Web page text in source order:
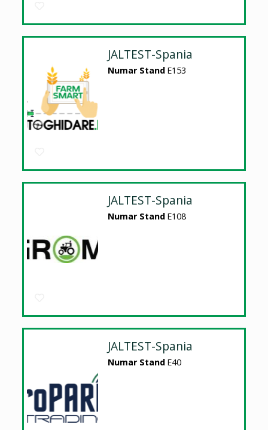
JALTEST-Spania
Numar Stand E153
JALTEST-Spania
Numar Stand E108
JALTEST-Spania
Numar Stand E40